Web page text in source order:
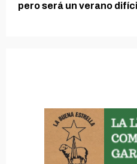
pero será un verano difícil